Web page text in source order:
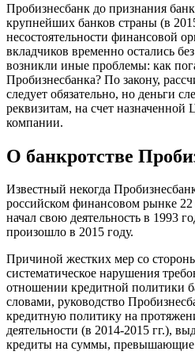
Пробизнесбанк до признания
крупнейших банков страны (в
несостоятельности финансовой
вкладчиков временно остались
возникли иные проблемы: как
Пробизнесбанка? По закону,
следует обязательно, но деньги
реквизитам, на счет
компании.
О банкротстве
Известный некогда
российском финансовом рынке
начал свою деятельность в 1993
произошло в 2015 году.
Причиной жестких мер со
систематическое нарушения
отношении кредитной политики
словами, руководство
кредитную политику на
деятельности (в 2014-2015 гг.),
кредиты на суммы, превышающие